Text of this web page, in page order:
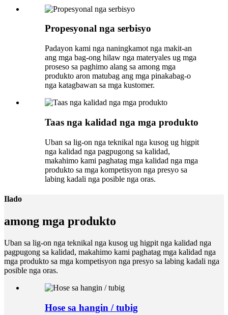
Propesyonal nga serbisyo
Padayon kami nga naningkamot nga makit-an
ang mga bag-ong hilaw nga materyales ug mga
proseso sa paghimo alang sa among mga
produkto aron matubag ang mga pinakabag-o
nga katagbawan sa mga kustomer.
Taas nga kalidad nga mga produkto
Uban sa lig-on nga teknikal nga kusog ug higpit
nga kalidad nga pagpugong sa kalidad,
makahimo kami paghatag mga kalidad nga mga
produkto sa mga kompetisyon nga presyo sa
labing kadali nga posible nga oras.
Ilado
among mga produkto
Uban sa lig-on nga teknikal nga kusog ug higpit nga kalidad nga
pagpugong sa kalidad, makahimo kami paghatag mga kalidad nga
mga produkto sa mga kompetisyon nga presyo sa labing kadali nga
posible nga oras.
Hose sa hangin / tubig